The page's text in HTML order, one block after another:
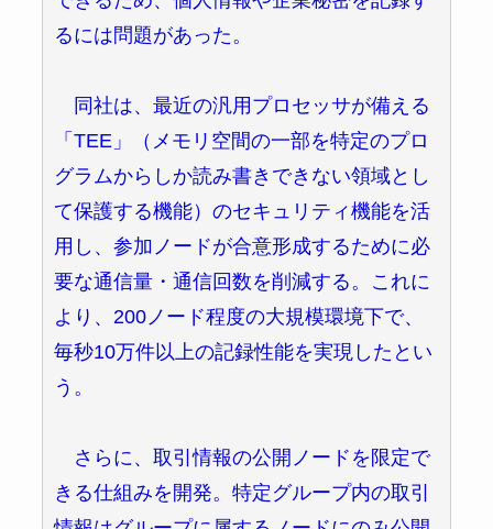
るには問題があった。
同社は、最近の汎用プロセッサが備える
「TEE」（メモリ空間の一部を特定のプロ
グラムからしか読み書きできない領域とし
て保護する機能）のセキュリティ機能を活
用し、参加ノードが合意形成するために必
要な通信量・通信回数を削減する。これに
より、200ノード程度の大規模環境下で、
毎秒10万件以上の記録性能を実現したとい
う。
さらに、取引情報の公開ノードを限定で
きる仕組みを開発。特定グループ内の取引